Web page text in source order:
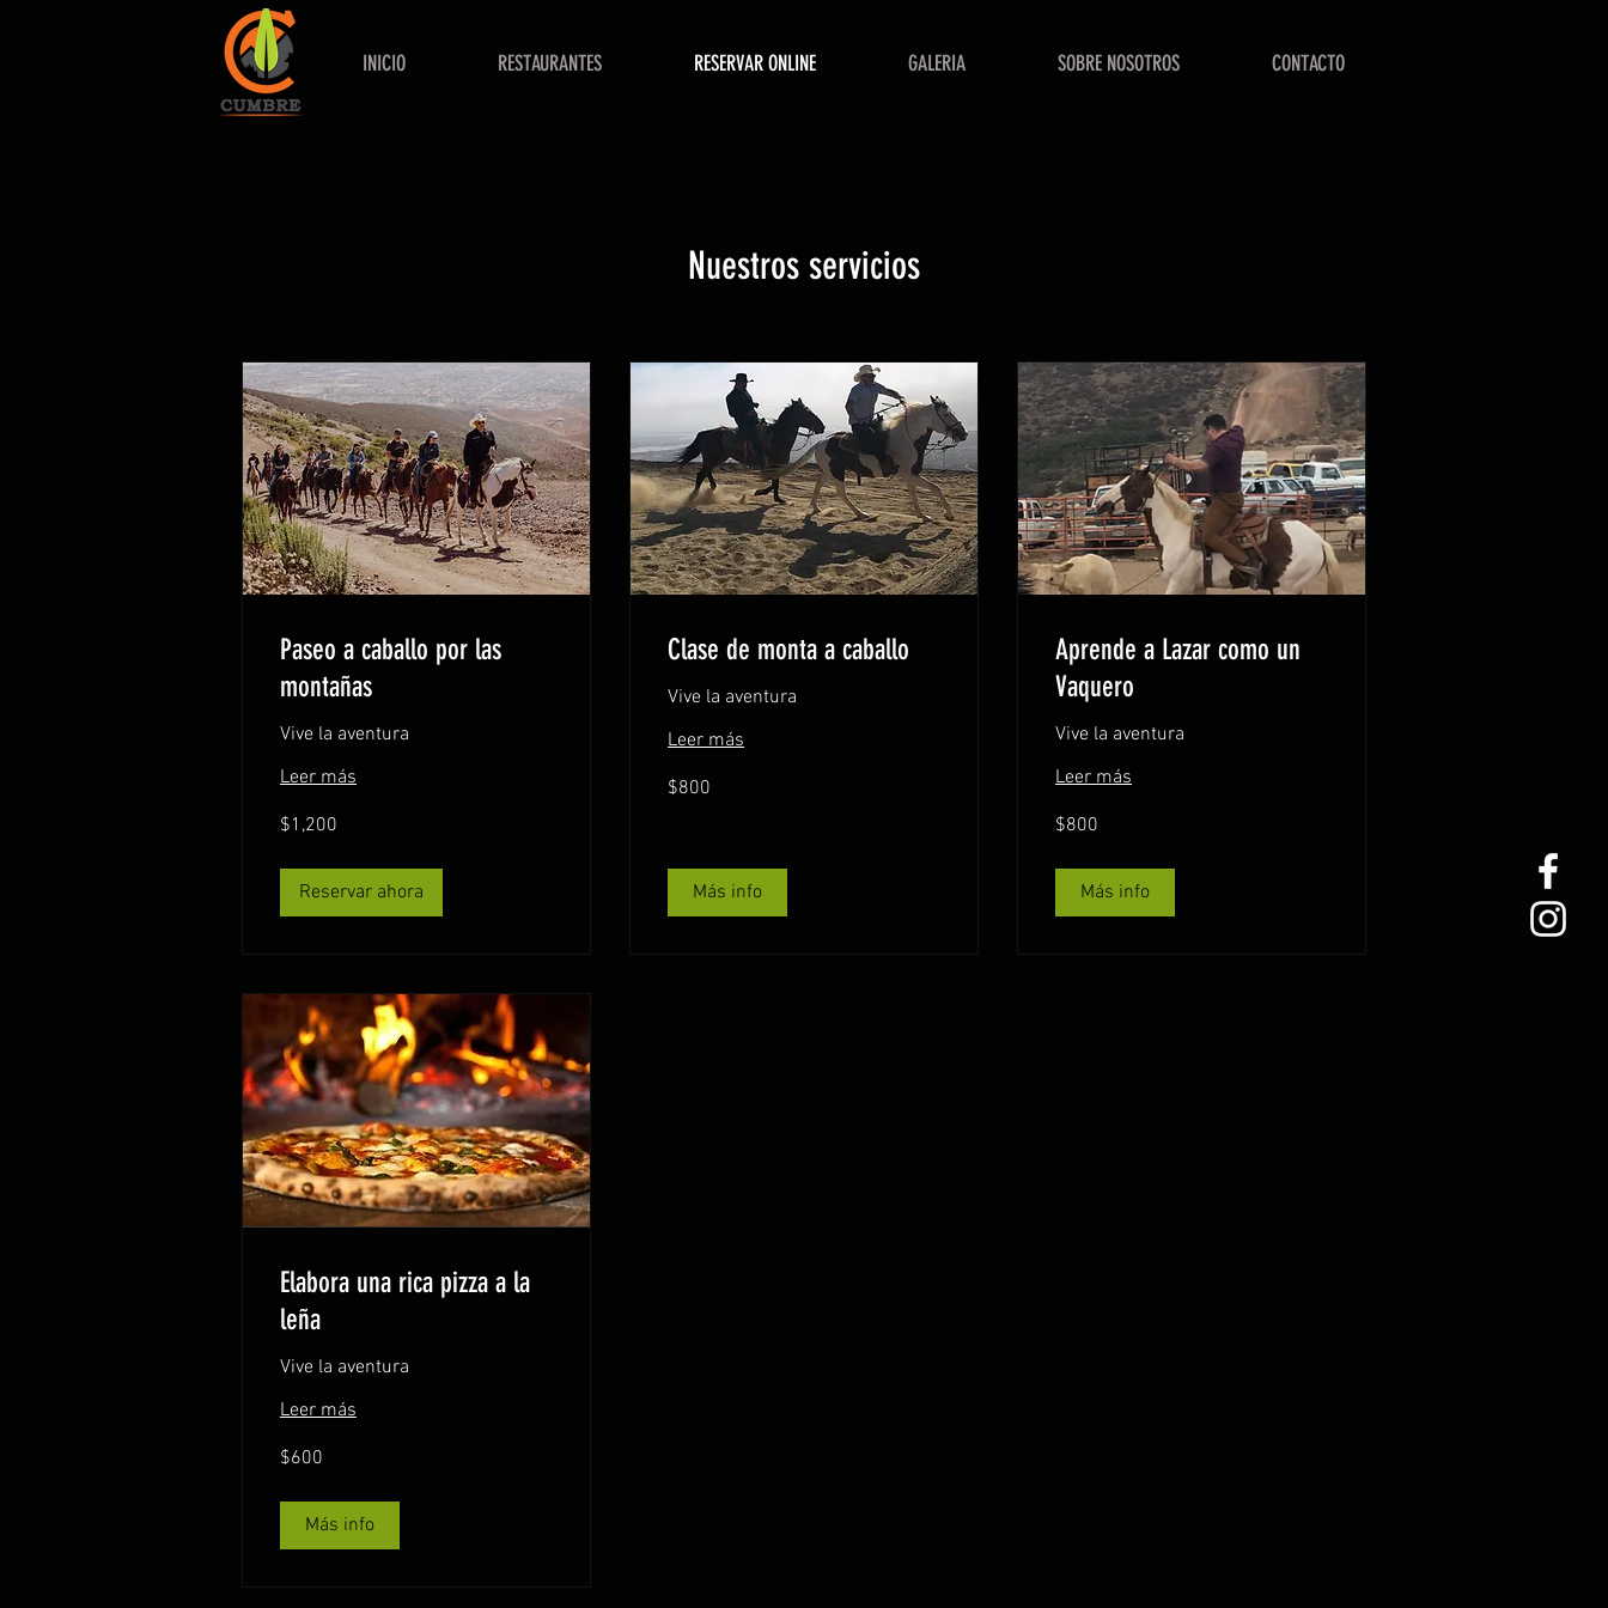
INICIO RESTAURANTES RESERVAR ONLINE GALERIA SOBRE NOSOTROS CONTACTO
Nuestros servicios
Paseo a caballo por las
montañas
Vive la aventura
Leer más
1,200
pesos
$1,200
Reservar ahora
Clase de monta a caballo
Vive la aventura
Leer más
800
pesos
$800
Más info
Aprende a Lazar como un
Vaquero
Vive la aventura
Leer más
800
pesos
$800
Más info
Elabora una rica pizza a la
leña
Vive la aventura
Leer más
pesos
$600
Más info